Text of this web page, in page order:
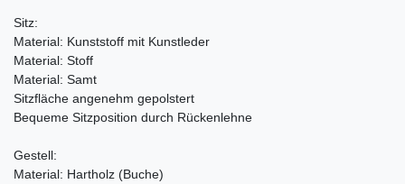
Sitz:
Material: Kunststoff mit Kunstleder
Material: Stoff
Material: Samt
Sitzfläche angenehm gepolstert
Bequeme Sitzposition durch Rückenlehne
Gestell:
Material: Hartholz (Buche)